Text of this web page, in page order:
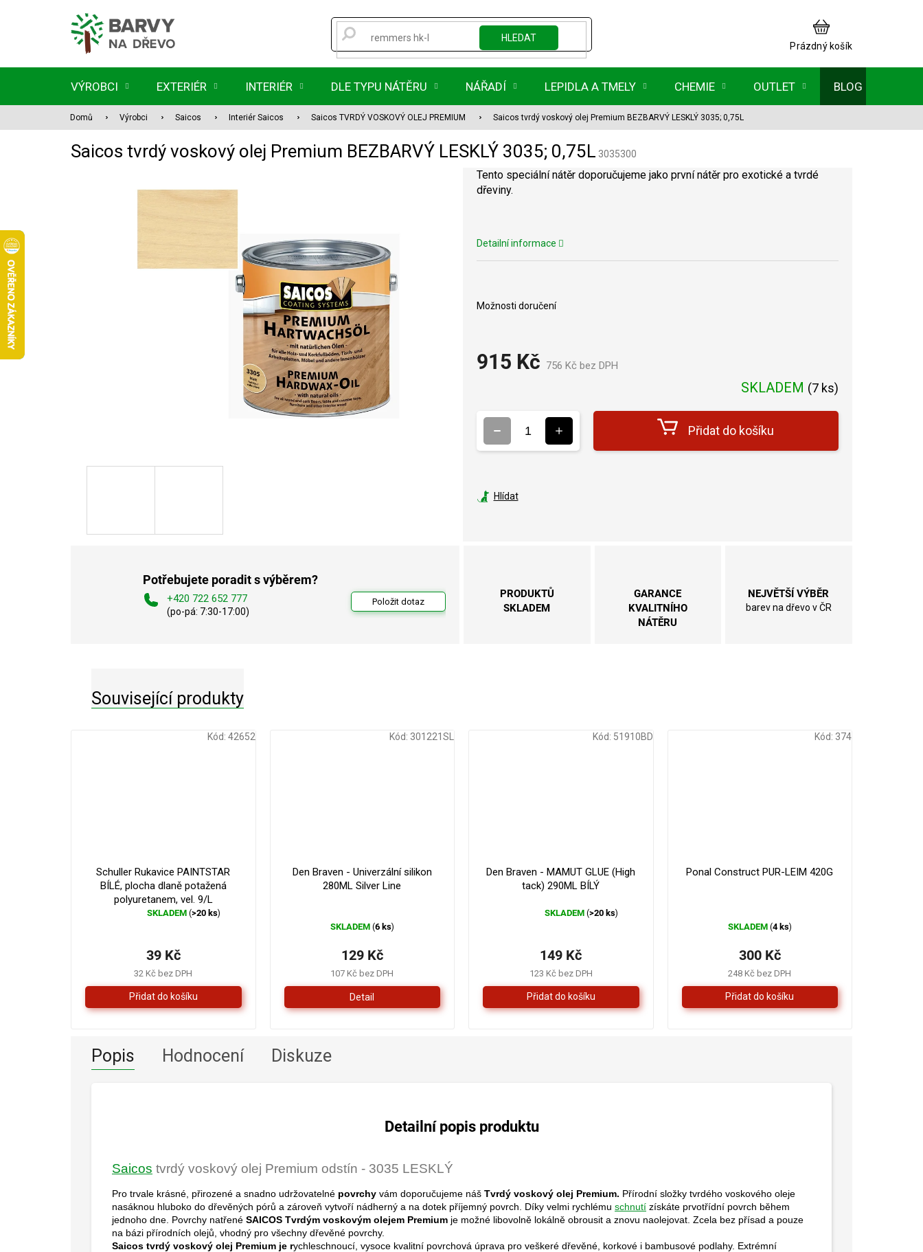
HLEDAT
NÁKUPNÍ
KOŠÍK
Prázdný košík
VÝROBCI EXTERIÉR INTERIÉR DLE TYPU NÁTĚRU NÁŘADÍ LEPIDLA A TMELY CHEMIE OUTLET BLOG
Domů Výrobci Saicos Interiér Saicos Saicos TVRDÝ VOSKOVÝ OLEJ PREMIUM Saicos tvrdý voskový olej Premium BEZBARVÝ LESKLÝ 3035; 0,75L
Saicos tvrdý voskový olej Premium BEZBARVÝ LESKLÝ 3035; 0,75L 3035300
915 Kč 756 Kč bez DPH
SKLADEM (7 ks)
Možnosti doručení
Přidat do košíku
Tento speciální nátěr doporučujeme jako první nátěr pro exotické a tvrdé
dřeviny.
Detailní informace
Hlídat
Potřebujete poradit s výběrem?
+420 722 652 777
(po-pá: 7:30-17:00)
Položit dotaz
PRODUKTŮ
SKLADEM
GARANCE
KVALITNÍHO
NÁTĚRU
NEJVĚTŠÍ VÝBĚR
barev na dřevo v ČR
Související produkty
Schuller Rukavice PAINTSTAR
BÍLÉ, plocha dlaně potažená
polyuretanem, vel. 9/L
Průměrné
z
hvězdiček.
SKLADEM(>20 ks)
32 Kč bez DPH
39 Kč
Kód: 42652
Den Braven - Univerzální silikon
280ML Silver Line
SKLADEM (6 ks)
107 Kč bez DPH
129 Kč
Detail
Kód: 301221SL
Den Braven - MAMUT GLUE (High
tack) 290ML BÍLÝ
Průměrné
z
hvězdiček.
SKLADEM(>20 ks)
123 Kč bez DPH
149 Kč
Kód: 51910BD
Ponal Construct PUR-LEIM 420G
SKLADEM (4 ks)
248 Kč bez DPH
300 Kč
Kód: 374
Popis Hodnocení Diskuze
Detailní popis produktu
Saicos tvrdý voskový olej Premium odstín - 3035 LESKLÝ
Pro trvale krásné, přirozené a snadno udržovatelné povrchy vám doporučujeme náš Tvrdý voskový olej Premium. Přírodní složky tvrdého voskového oleje
nasáknou hluboko do dřevěných pórů a zároveň vytvoří nádherný a na dotek příjemný povrch. Díky velmi rychlému schnutí získáte prvotřídní povrch během
jednoho dne. Povrchy natřené SAICOS Tvrdým voskovým olejem Premium je možné libovolně lokálně obrousit a znovu naolejovat. Zcela bez přísad a pouze
na bázi přírodních olejů, vhodný pro všechny dřevěné povrchy.
Saicos tvrdý voskový olej Premium je rychleschnoucí, vysoce kvalitní povrchová úprava pro veškeré dřevěné, korkové i bambusové podlahy. Extrémní